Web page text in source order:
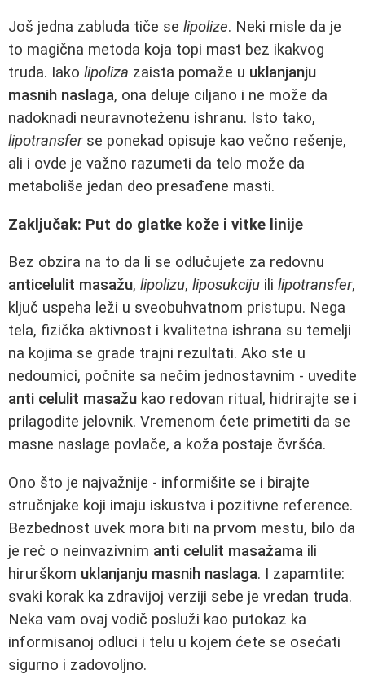
Još jedna zabluda tiče se lipolize. Neki misle da je
to magična metoda koja topi mast bez ikakvog
truda. Iako lipoliza zaista pomaže u uklanjanju
masnih naslaga, ona deluje ciljano i ne može da
nadoknadi neuravnoteženu ishranu. Isto tako,
lipotransferse ponekad opisuje kao večno rešenje,
ali i ovde je važno razumeti da telo može da
metaboliše jedan deo presađene masti.
Zaključak: Put do glatke kože i vitke linije
Bez obzira na to da li se odlučujete za redovnu
anticelulit masažu, lipolizu, liposukciju ili lipotransfer,
ključ uspeha leži u sveobuhvatnom pristupu. Nega
tela, fizička aktivnost i kvalitetna ishrana su temelji
na kojima se grade trajni rezultati. Ako ste u
nedoumici, počnite sa nečim jednostavnim - uvedite
anti celulit masažu kao redovan ritual, hidrirajte se i
prilagodite jelovnik. Vremenom ćete primetiti da se
masne naslage povlače, a koža postaje čvršća.
Ono što je najvažnije - informišite se i birajte
stručnjake koji imaju iskustva i pozitivne reference.
Bezbednost uvek mora biti na prvom mestu, bilo da
je reč o neinvazivnim anti celulit masažama ili
hirurškom uklanjanju masnih naslaga. I zapamtite:
svaki korak ka zdravijoj verziji sebe je vredan truda.
Neka vam ovaj vodič posluži kao putokaz ka
informisanoj odluci i telu u kojem ćete se osećati
sigurno i zadovoljno.